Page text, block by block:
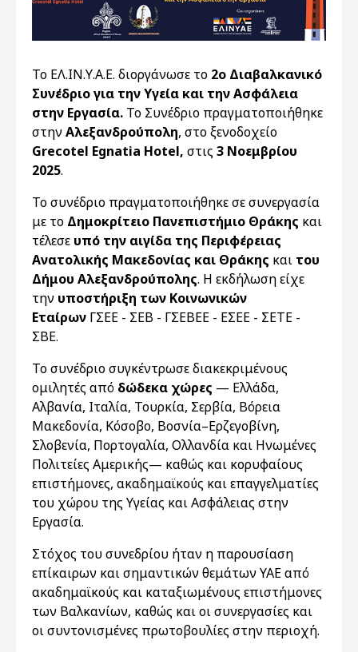
Το ΕΛ.ΙΝ.Υ.Α.Ε. διοργάνωσε το 2ο Διαβαλκανικό
Συνέδριο για την Υγεία και την Ασφάλεια
στην Εργασία. Το Συνέδριο πραγματοποιήθηκε
στηνΑλεξανδρούπολη, στο ξενοδοχείο
Grecotel Egnatia Hotel, στις 3 Νοεμβρίου
2025.
Το συνέδριο πραγματοποιήθηκε σε συνεργασία
με το Δημοκρίτειο Πανεπιστήμιο Θράκης και
τέλεσε υπό την αιγίδα της Περιφέρειας
Ανατολικής Μακεδονίας και Θράκης και του
Δήμου Αλεξανδρούπολης. Η εκδήλωση είχε
την υποστήριξη των Κοινωνικών
Εταίρων ΓΣΕΕ - ΣΕΒ - ΓΣΕΒΕΕ - ΕΣΕΕ - ΣΕΤΕ -
ΣΒΕ.
Το συνέδριο συγκέντρωσε διακεκριμένους
ομιλητές από δώδεκα χώρες — Ελλάδα,
Αλβανία, Ιταλία, Τουρκία, Σερβία, Βόρεια
Μακεδονία, Κόσοβο, Βοσνία–Ερζεγοβίνη,
Σλοβενία, Πορτογαλία, Ολλανδία και Ηνωμένες
Πολιτείες Αμερικής— καθώς και κορυφαίους
επιστήμονες, ακαδημαϊκούς και επαγγελματίες
του χώρου της Υγείας και Ασφάλειας στην
Εργασία.
Στόχος του συνεδρίου ήταν η παρουσίαση
επίκαιρων και σημαντικών θεμάτων ΥΑΕ από
ακαδημαϊκούς και καταξιωμένους επιστήμονες
των Βαλκανίων, καθώς και οι συνεργασίες και
οι συντονισμένες πρωτοβουλίες στην περιοχή.